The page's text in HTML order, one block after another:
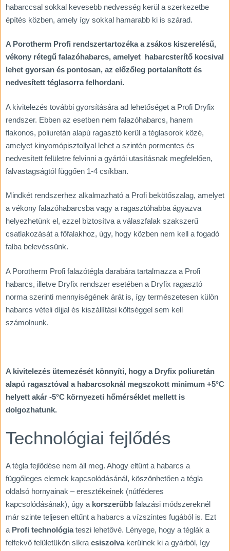
habarccsal sokkal kevesebb nedvesség kerül a szerkezetbe
építés közben, amely így sokkal hamarabb ki is szárad.
A Porotherm Profi rendszertartozéka a zsákos kiszerelésű,
vékony rétegű falazóhabarcs, amelyet habarcsterítő kocsival
lehet gyorsan és pontosan, az előzőleg portalanított és
nedvesített téglasorra felhordani.
A kivitelezés további gyorsítására ad lehetőséget a Profi Dryfix
rendszer. Ebben az esetben nem falazóhabarcs, hanem
flakonos, poliuretán alapú ragasztó kerül a téglasorok közé,
amelyet kinyomópisztollyal lehet a szintén pormentes és
nedvesített felületre felvinni a gyártói utasításnak megfelelően,
falvastagságtól függően 1-4 csíkban.
Mindkét rendszerhez alkalmazható a Profi bekötőszalag, amelyet
a vékony falazóhabarcsba vagy a ragasztóhabba ágyazva
helyezhetünk el, ezzel biztosítva a válaszfalak szakszerű
csatlakozását a főfalakhoz, úgy, hogy közben nem kell a fogadó
falba belevéssünk.
A Porotherm Profi falazótégla darabára tartalmazza a Profi
habarcs, illetve Dryfix rendszer esetében a Dryfix ragasztó
norma szerinti mennyiségének árát is, így természetesen külön
habarcs vételi díjjal és kiszállítási költséggel sem kell
számolnunk.
A kivitelezés ütemezését könnyíti, hogy a Dryfix poliuretán
alapú ragasztóval a habarcsoknál megszokott minimum +5°C
helyett akár -5°C környezeti hőmérséklet mellett is
dolgozhatunk.
Technológiai fejlődés
A tégla fejlődése nem áll meg. Ahogy eltűnt a habarcs a
függőleges elemek kapcsolódásánál, köszönhetően a tégla
oldalsó hornyainak – eresztékeinek (nútféderes
kapcsolódásának), úgy a korszerűbb falazási módszereknél
már szinte teljesen eltűnt a habarcs a vízszintes fugából is. Ezt
a Profi technológiateszi lehetővé. Lényege, hogy a téglák a
felfekvő felületükön síkra csiszolvakerülnek ki a gyárból, így